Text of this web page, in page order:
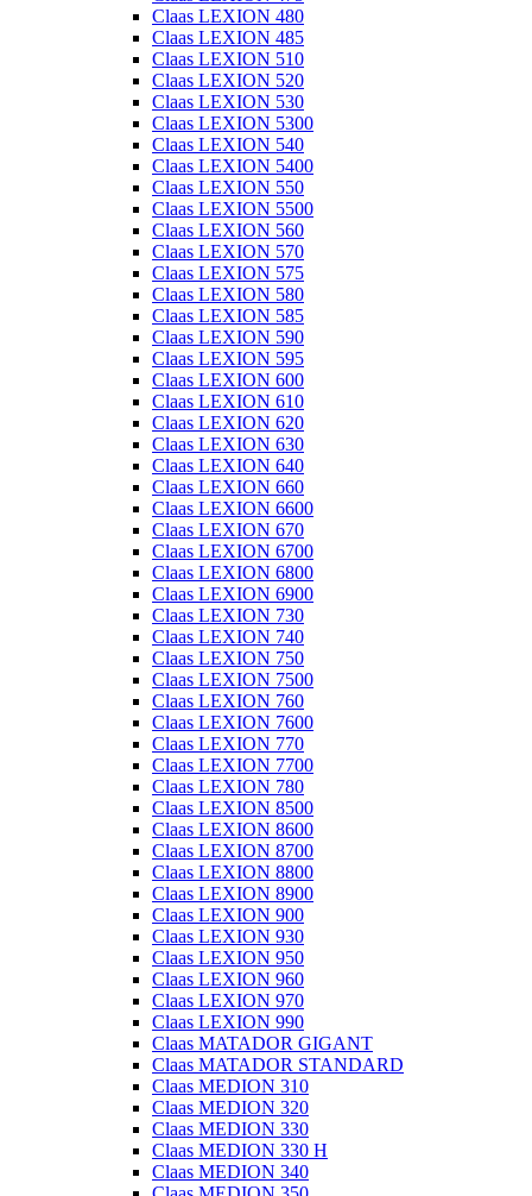
Claas LEXION 480
Claas LEXION 485
Claas LEXION 510
Claas LEXION 520
Claas LEXION 530
Claas LEXION 5300
Claas LEXION 540
Claas LEXION 5400
Claas LEXION 550
Claas LEXION 5500
Claas LEXION 560
Claas LEXION 570
Claas LEXION 575
Claas LEXION 580
Claas LEXION 585
Claas LEXION 590
Claas LEXION 595
Claas LEXION 600
Claas LEXION 610
Claas LEXION 620
Claas LEXION 630
Claas LEXION 640
Claas LEXION 660
Claas LEXION 6600
Claas LEXION 670
Claas LEXION 6700
Claas LEXION 6800
Claas LEXION 6900
Claas LEXION 730
Claas LEXION 740
Claas LEXION 750
Claas LEXION 7500
Claas LEXION 760
Claas LEXION 7600
Claas LEXION 770
Claas LEXION 7700
Claas LEXION 780
Claas LEXION 8500
Claas LEXION 8600
Claas LEXION 8700
Claas LEXION 8800
Claas LEXION 8900
Claas LEXION 900
Claas LEXION 930
Claas LEXION 950
Claas LEXION 960
Claas LEXION 970
Claas LEXION 990
Claas MATADOR GIGANT
Claas MATADOR STANDARD
Claas MEDION 310
Claas MEDION 320
Claas MEDION 330
Claas MEDION 330 H
Claas MEDION 340